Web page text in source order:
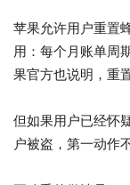
苹果允许用户重置
用：每个月账单周
果官方也说明，重
但如果用户已经怀
户被盗，第一动作